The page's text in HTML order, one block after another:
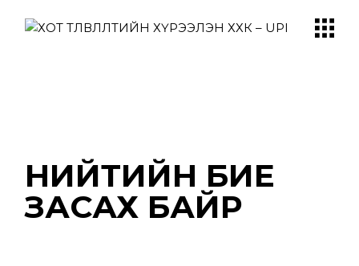
НИЙТИЙН БИЕ
ЗАСАХ БАЙР